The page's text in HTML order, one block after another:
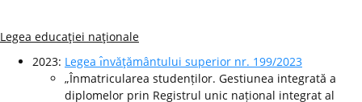
Legea educaţiei naţionale
2023: Legea ı̂nvăţământului superior nr. 199/2023
„Înmatricularea studenților. Gestiunea integrată a
diplomelor prin Registrul unic național integrat al